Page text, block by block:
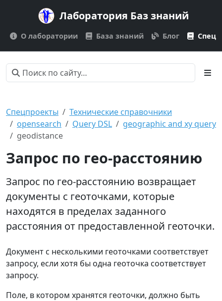
Лаборатория Баз знаний
О лаборатории База знаний Блог
Спецпроекты
Технические справочники
opensearch
Query DSL
geographic and xy query
geodistance
Запрос по гео-расстоянию
Запрос по гео-расстоянию возвращает
документы с геоточками, которые
находятся в пределах заданного
расстояния от предоставленной геоточки.
Документ с несколькими геоточками соответствует
запросу, если хотя бы одна геоточка соответствует
запросу.
Поле, в котором хранятся геоточки, должно быть